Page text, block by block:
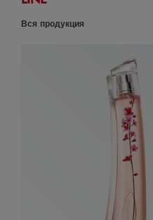
Вся продукция